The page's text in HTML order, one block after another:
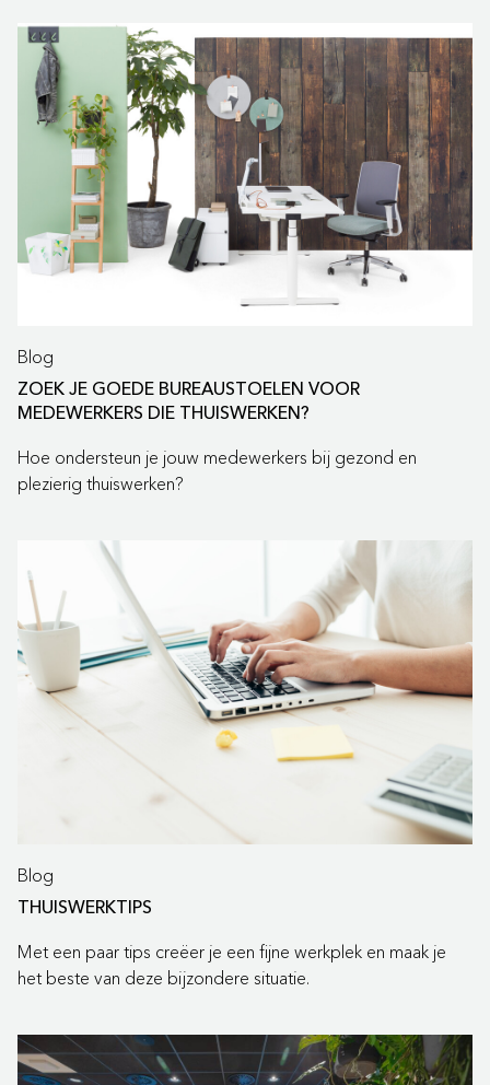
Blog
ZOEK JE GOEDE BUREAUSTOELEN VOOR
MEDEWERKERS DIE THUISWERKEN?
Hoe ondersteun je jouw medewerkers bij gezond en
plezierig thuiswerken?
Blog
THUISWERKTIPS
Met een paar tips creëer je een fijne werkplek en maak je
het beste van deze bijzondere situatie.